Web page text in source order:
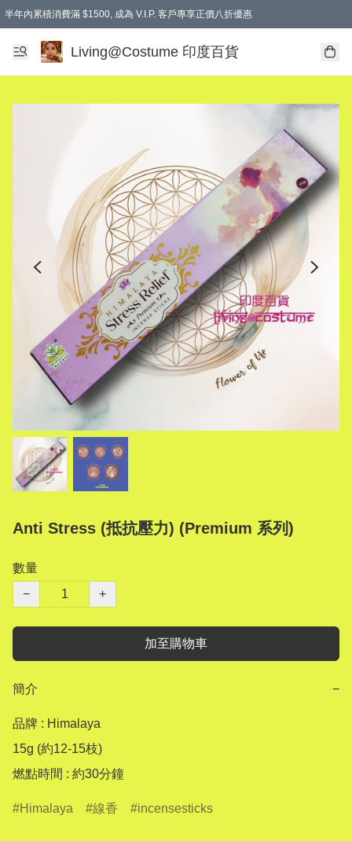
半年內累積消費滿 $1500, 成為 V.I.P. 客戶專享正價八折優惠
滿$600免本地運費
Living@Costume 印度百貨
Anti Stress (抵抗壓力) (Premium 系列)
數量
−
+
加至購物車
簡介 −
品牌 : Himalaya
15g (約12-15枝)
燃點時間 : 約30分鐘
Himalaya 線香 incensesticks